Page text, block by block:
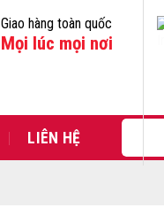
Giao hàng toàn quốc
Mọi lúc mọi nơi
LIÊN HỆ
kiếm: